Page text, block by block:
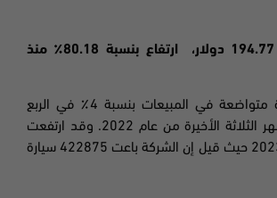
دولار، ارتفاع بنسبة
٪ منذ
سجلت تسلا زيادة متواضعة في المبيعات بنسبة 4٪ في الربع
الأول مقارنة بالأشهر الثلاثة الأخيرة من عام 2022. وقد ارتفعت
أسهمها في عام 2023 حيث قيل إن الشركة باعت 422875 سيارة